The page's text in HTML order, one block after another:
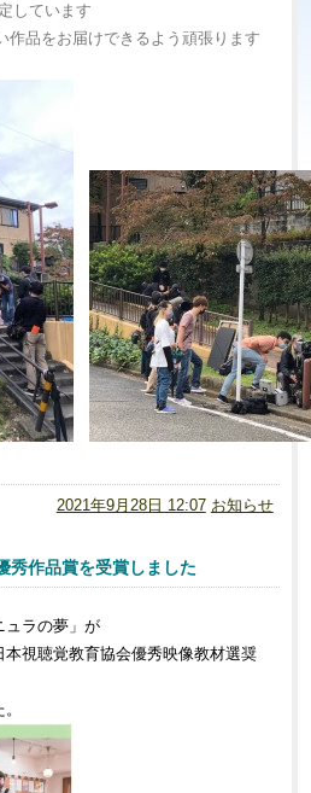
しています
作品をお届けできるよう頑張ります
2021年9月28日 12:07 お知らせ
秀作品賞を受賞しました
ュラの夢」が
本視聴覚教育協会優秀映像教材選奨